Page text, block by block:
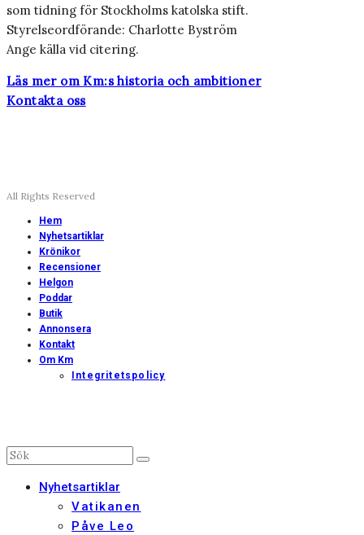
som tidning för Stockholms katolska stift.
Styrelseordförande: Charlotte Byström
Ange källa vid citering.
Läs mer om Km:s historia och ambitioner
Kontakta oss
All Rights Reserved
Hem
Nyhetsartiklar
Krönikor
Recensioner
Helgon
Poddar
Butik
Annonsera
Kontakt
Om Km
Integritetspolicy
Nyhetsartiklar
Vatikanen
Påve Leo